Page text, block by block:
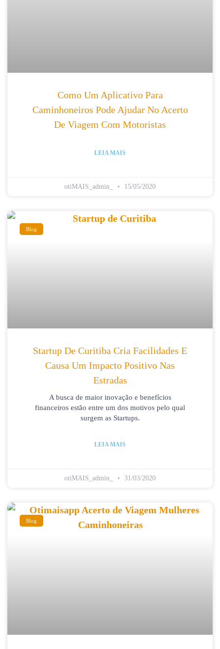
Como Um Aplicativo Para
Caminhoneiros Pode Ajudar No Acerto
De Viagem Com Motoristas
LEIA MAIS
otiMAIS_admin_ 15/05/2020
Blog
Startup De Curitiba Cria Facilidades E
Causa Um Impacto Positivo Nas
Estradas
A busca de maior inovação e benefícios
financeiros estão entre um dos motivos pelo qual
surgem as Startups.
LEIA MAIS
otiMAIS_admin_ 31/03/2020
Blog